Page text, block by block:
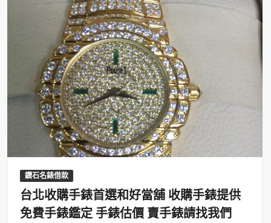
鑽石名錶借款
台北收購手錶首選和好當舖 收購手錶提供
免費手錶鑑定 手錶估價 賣手錶請找我們